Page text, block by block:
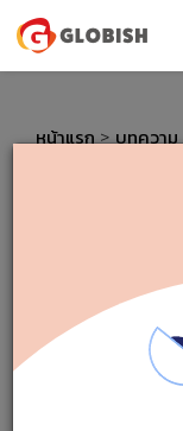
หน้าแรก >บทความ
4 เทคนิ
ฐาน มือใ
3